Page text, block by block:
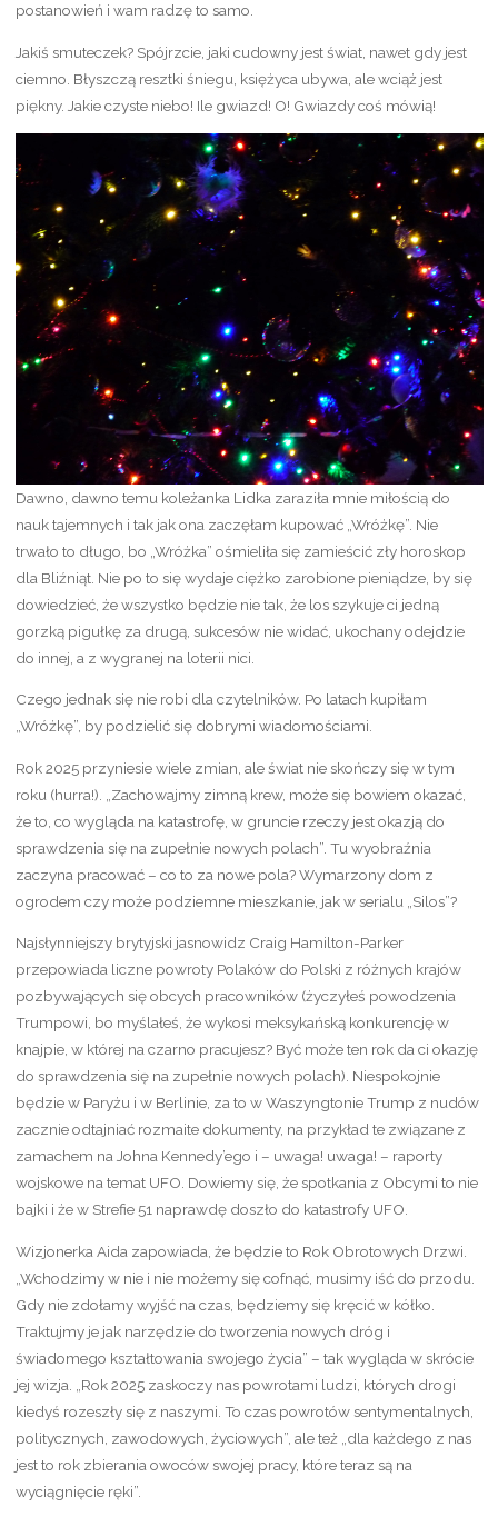
postanowień i wam radzę to samo.
Jakiś smuteczek? Spójrzcie, jaki cudowny jest świat, nawet gdy jest
ciemno. Błyszczą resztki śniegu, księżyca ubywa, ale wciąż jest
piękny. Jakie czyste niebo! Ile gwiazd! O! Gwiazdy coś mówią!
Dawno, dawno temu koleżanka Lidka zaraziła mnie miłością do
nauk tajemnych i tak jak ona zaczęłam kupować „Wróżkę”. Nie
trwało to długo, bo „Wróżka” ośmieliła się zamieścić zły horoskop
dla Bliźniąt. Nie po to się wydaje ciężko zarobione pieniądze, by się
dowiedzieć, że wszystko będzie nie tak, że los szykuje ci jedną
gorzką pigułkę za drugą, sukcesów nie widać, ukochany odejdzie
do innej, a z wygranej na loterii nici.
Czego jednak się nie robi dla czytelników. Po latach kupiłam
„Wróżkę”, by podzielić się dobrymi wiadomościami.
Rok 2025 przyniesie wiele zmian, ale świat nie skończy się w tym
roku (hurra!). „Zachowajmy zimną krew, może się bowiem okazać,
że to, co wygląda na katastrofę, w gruncie rzeczy jest okazją do
sprawdzenia się na zupełnie nowych polach”. Tu wyobraźnia
zaczyna pracować – co to za nowe pola? Wymarzony dom z
ogrodem czy może podziemne mieszkanie, jak w serialu „Silos”?
Najsłynniejszy brytyjski jasnowidz Craig Hamilton-Parker
przepowiada liczne powroty Polaków do Polski z różnych krajów
pozbywających się obcych pracowników (życzyłeś powodzenia
Trumpowi, bo myślałeś, że wykosi meksykańską konkurencję w
knajpie, w której na czarno pracujesz? Być może ten rok da ci okazję
do sprawdzenia się na zupełnie nowych polach). Niespokojnie
będzie w Paryżu i w Berlinie, za to w Waszyngtonie Trump z nudów
zacznie odtajniać rozmaite dokumenty, na przykład te związane z
zamachem na Johna Kennedy’ego i – uwaga! uwaga! – raporty
wojskowe na temat UFO. Dowiemy się, że spotkania z Obcymi to nie
bajki i że w Strefie 51 naprawdę doszło do katastrofy UFO.
Wizjonerka Aida zapowiada, że będzie to Rok Obrotowych Drzwi.
„Wchodzimy w nie i nie możemy się cofnąć, musimy iść do przodu.
Gdy nie zdołamy wyjść na czas, będziemy się kręcić w kółko.
Traktujmy je jak narzędzie do tworzenia nowych dróg i
świadomego kształtowania swojego życia” – tak wygląda w skrócie
jej wizja. „Rok 2025 zaskoczy nas powrotami ludzi, których drogi
kiedyś rozeszły się z naszymi. To czas powrotów sentymentalnych,
politycznych, zawodowych, życiowych”, ale też „dla każdego z nas
jest to rok zbierania owoców swojej pracy, które teraz są na
wyciągnięcie ręki”.